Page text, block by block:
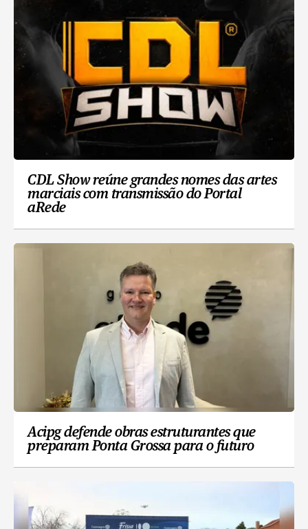
CDL Show reúne grandes nomes das artes
marciais com transmissão do Portal
aRede
Acipg defende obras estruturantes que
preparam Ponta Grossa para o futuro